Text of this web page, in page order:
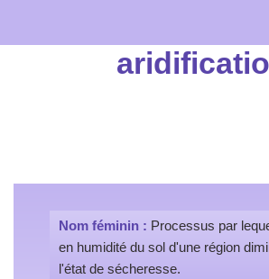
Aller
Nom féminin : Processus par
en humidité du sol d'une région
l'état de sécheresse.